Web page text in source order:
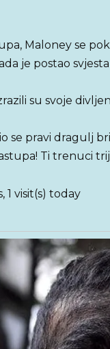
Maloney se
je postao
su svoje
se pravi dragulj
Ti trenuci
1 visit(s) today